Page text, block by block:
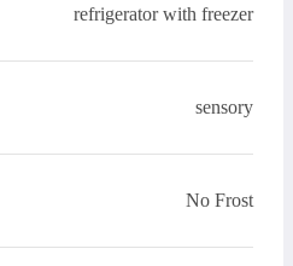
refrigerator with freezer
sensory
No Frost